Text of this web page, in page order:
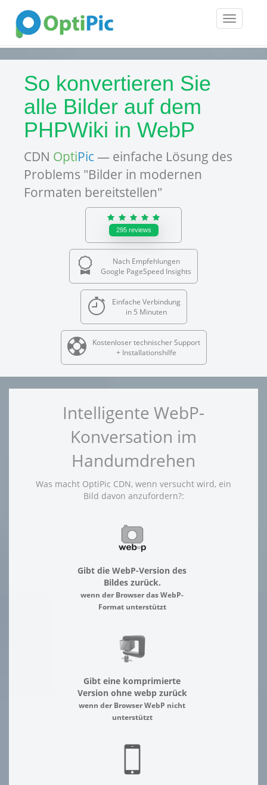
Toggle
So konvertieren Sie
alle Bilder auf dem
PHPWiki in WebP
CDN OptiPic — einfache Lösung des
Problems "Bilder in modernen
Formaten bereitstellen"
295 reviews
Nach Empfehlungen
Google PageSpeed Insights
Einfache Verbindung
in 5 Minuten
Kostenloser technischer Support
+ Installationshilfe
Intelligente WebP-
Konversation im
Handumdrehen
Was macht OptiPic CDN, wenn versucht wird, ein
Bild davon anzufordern?:
Gibt die WebP-Version des
Bildes zurück.
wenn der Browser das WebP-
Format unterstützt
Gibt eine komprimierte
Version ohne webp zurück
wenn der Browser WebP nicht
unterstützt